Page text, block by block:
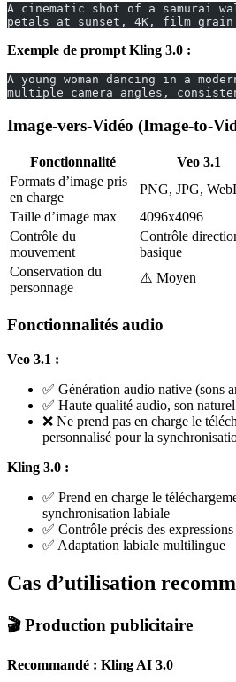
A cinematic shot of a samurai
petals at sunset, 4K, film
Exemple de prompt Kling 3.0 :
A young woman dancing in a
multiple camera angles,
Image-vers-Vidéo (Image-to-
Fonctionnalité Veo 3.1
Formats d’image pris
en charge
PNG, JPG,
Taille d’image max
4096x4096
Contrôle du
mouvement
Contrôle
basique
Conservation du
personnage
⚠️ Moyen
Fonctionnalités audio
Veo 3.1 :
✅ Génération audio native (sons
✅ Haute qualité audio, son naturel
❌ Ne prend pas en charge le
personnalisé pour la
Kling 3.0 :
✅ Prend en charge le
synchronisation labiale
✅ Contrôle précis des
✅ Adaptation labiale multilingue
Cas d’utilisation
🎬 Production publicitaire
Recommandé : Kling AI 3.0